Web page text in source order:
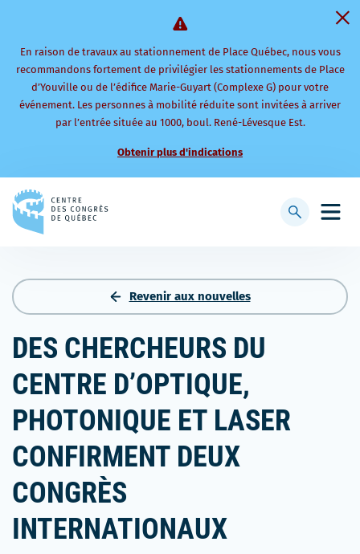
En raison de travaux au stationnement de Place Québec, nous vous
recommandons fortement de privilégier les stationnements de Place
d’Youville ou de l’édifice Marie-Guyart (Complexe G) pour votre
événement. Les personnes à mobilité réduite sont invitées à arriver
par l’entrée située au 1000, boul. René-Lévesque Est.
Obtenir plus d'indications
à
Afficher
recherche
Revenir aux nouvelles
DES CHERCHEURS DU
CENTRE D’OPTIQUE,
PHOTONIQUE ET LASER
CONFIRMENT DEUX
CONGRÈS
INTERNATIONAUX